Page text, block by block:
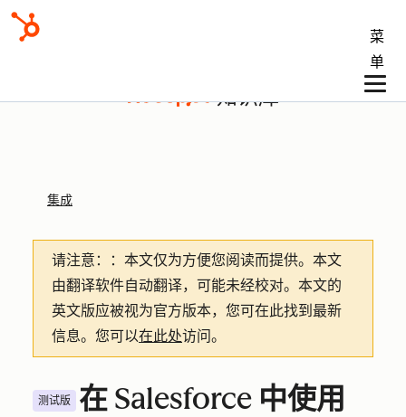
菜
单
知识库
集成
请注意： ：本文仅为方便您阅读而提供。 本文
由翻译软件自动翻译，可能未经校对。本文的
英文版应被视为官方版本，您可在此找到最新
信息。您可以在此处访问。
测试版
在 Salesforce 中使用